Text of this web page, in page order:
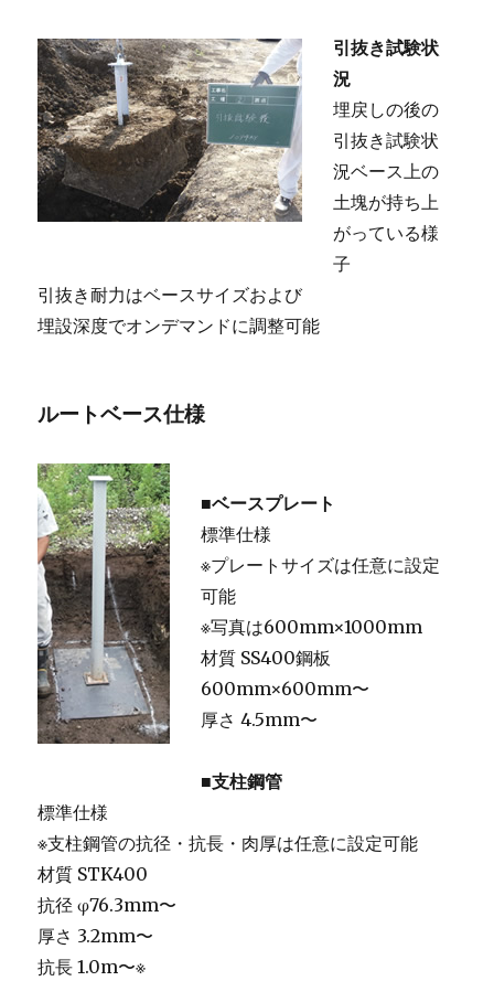
引抜き試験状
況
埋戻しの後の
引抜き試験状
況ベース上の
土塊が持ち上
がっている様
子
引抜き耐力はベースサイズおよび
埋設深度でオンデマンドに調整可能
ルートベース仕様
■ベースプレート
標準仕様
※プレートサイズは任意に設定
可能
※写真は600mm×1000mm
材質 SS400鋼板
600mm×600mm〜
厚さ 4.5mm〜
■支柱鋼管
標準仕様
※支柱鋼管の抗径・抗長・肉厚は任意に設定可能
材質 STK400
抗径 φ76.3mm〜
厚さ 3.2mm〜
抗長 1.0m〜※